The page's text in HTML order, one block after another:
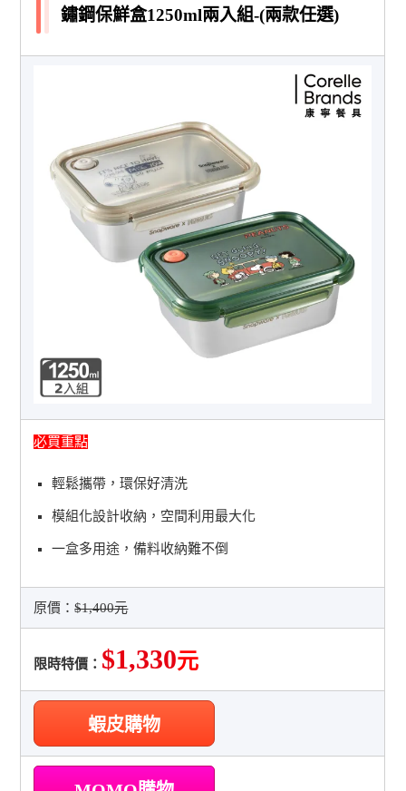
鏽鋼保鮮盒1250ml兩入組-(兩款任選)
必買重點
輕鬆攜帶，環保好清洗
模組化設計收納，空間利用最大化
一盒多用途，備料收納難不倒
原價：$1,400元
限時特價： $1,330元
蝦皮購物